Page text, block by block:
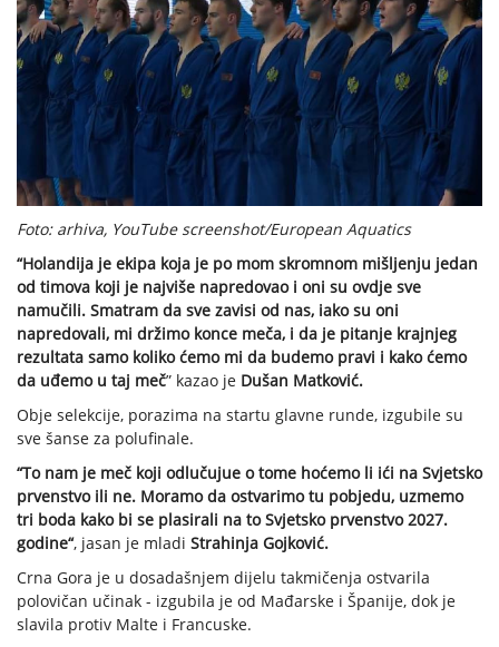
Foto: arhiva, YouTube screenshot/European Aquatics
“Holandija je ekipa koja je po mom skromnom mišljenju jedan
od timova koji je najviše napredovao i oni su ovdje sve
namučili. Smatram da sve zavisi od nas, iako su oni
napredovali, mi držimo konce meča, i da je pitanje krajnjeg
rezultata samo koliko ćemo mi da budemo pravi i kako ćemo
da uđemo u taj meč” kazao je Dušan Matković.
Obje selekcije, porazima na startu glavne runde, izgubile su
sve šanse za polufinale.
“To nam je meč koji odlučujue o tome hoćemo li ići na Svjetsko
prvenstvo ili ne. Moramo da ostvarimo tu pobjedu, uzmemo
tri boda kako bi se plasirali na to Svjetsko prvenstvo 2027.
godine“, jasan je mladi Strahinja Gojković.
Crna Gora je u dosadašnjem dijelu takmičenja ostvarila
polovičan učinak - izgubila je od Mađarske i Španije, dok je
slavila protiv Malte i Francuske.